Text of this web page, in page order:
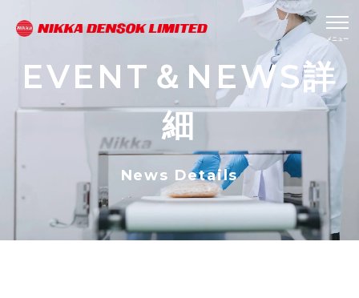
EVENT＆NEWS詳
細
News Details